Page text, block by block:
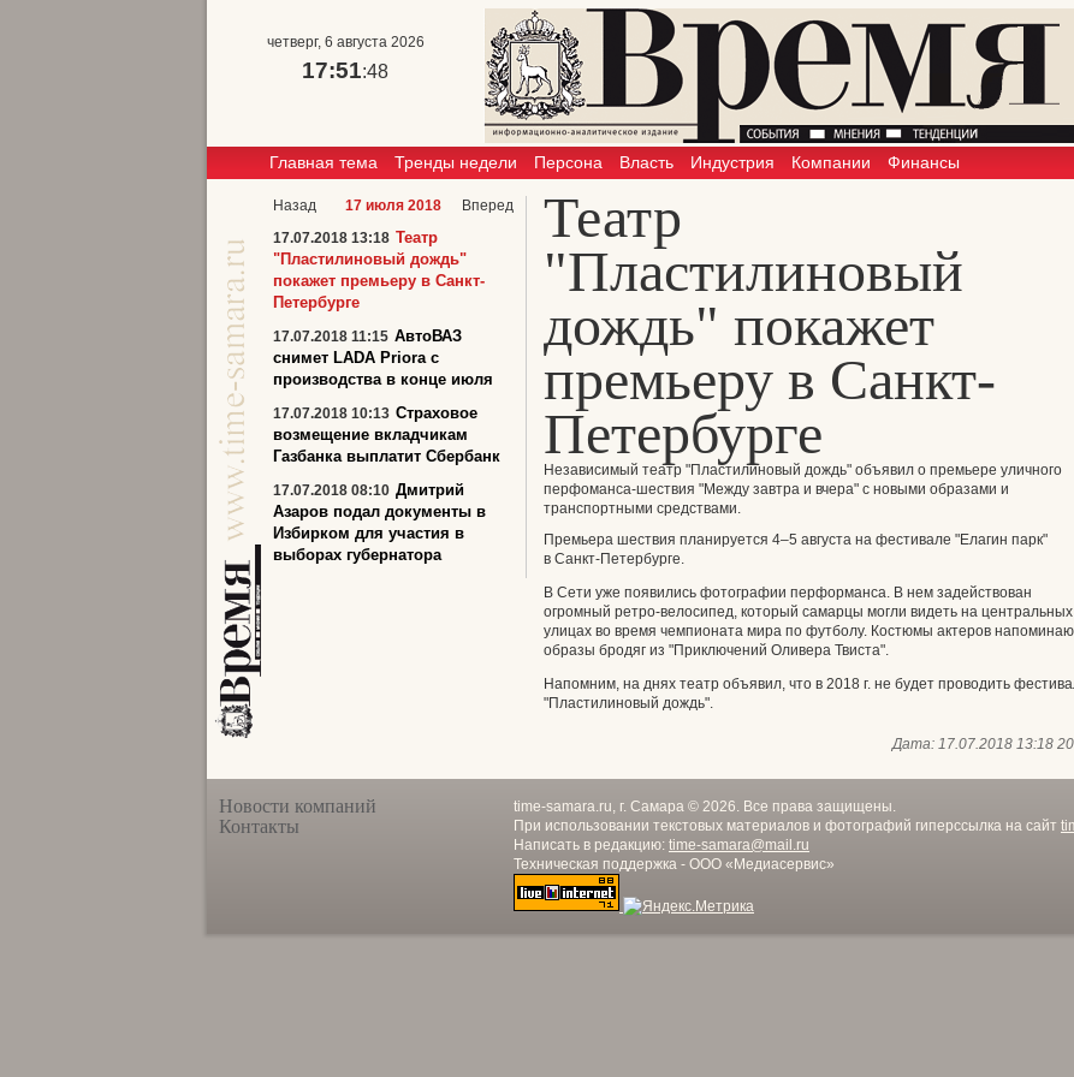
четверг, 6 августа 2026
17:51:49
Главная тема Тренды недели Персона Власть Индустрия Компании Финансы
Театр
"Пластилиновый
дождь" покажет
премьеру в Санкт-
Петербурге
Независимый театр "Пластилиновый дождь" объявил о премьере уличного
перфоманса-шествия "Между завтра и вчера" с новыми образами и
транспортными средствами.
Премьера шествия планируется 4–5 августа на фестивале "Елагин парк"
в Санкт-Петербурге.
В Сети уже появились фотографии перформанса. В нем задействован
огромный ретро-велосипед, который самарцы могли видеть на центральных
улицах во время чемпионата мира по футболу. Костюмы актеров
образы бродяг из "Приключений Оливера Твиста".
Напомним, на днях театр объявил, что в 2018 г. не будет проводить
"Пластилиновый дождь".
Дата: 17.07.2018 13:18
Назад 17 июля 2018
Вперед
17.07.2018 13:18 Театр
"Пластилиновый дождь"
покажет премьеру в Санкт-
Петербурге
17.07.2018 11:15 АвтоВАЗ
снимет LADA Priora с
производства в конце июля
17.07.2018 10:13 Страховое
возмещение вкладчикам
Газбанка выплатит Сбербанк
17.07.2018 08:10 Дмитрий
Азаров подал документы в
Избирком для участия в
выборах губернатора
Новости компаний
Контакты
time-samara.ru, г. Самара © 2026. Все права защищены.
При использовании текстовых материалов и фотографий гиперссылка на сайт
Написать в редакцию: time-samara@mail.ru
Техническая поддержка - ООО «Медиасервис»